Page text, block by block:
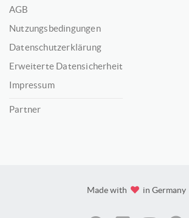
AGB
Nutzungsbedingungen
Datenschutzerklärung
Erweiterte Datensicherheit
Impressum
Partner
Made with in Germany